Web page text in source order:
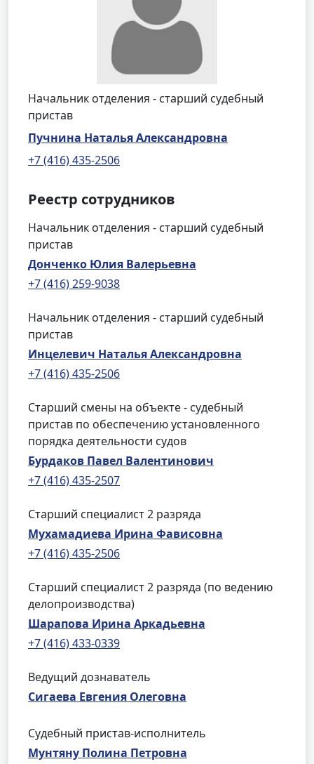
Начальник отделения - старший судебный
пристав
Пучнина Наталья Александровна
+7 (416) 435-2506
Реестр сотрудников
Начальник отделения - старший судебный
пристав
Донченко Юлия Валерьевна
+7 (416) 259-9038
Начальник отделения - старший судебный
пристав
Инцелевич Наталья Александровна
+7 (416) 435-2506
Старший смены на объекте - судебный
пристав по обеспечению установленного
порядка деятельности судов
Бурдаков Павел Валентинович
+7 (416) 435-2507
Старший специалист 2 разряда
Мухамадиева Ирина Фависовна
+7 (416) 435-2506
Старший специалист 2 разряда (по ведению
делопроизводства)
Шарапова Ирина Аркадьевна
+7 (416) 433-0339
Ведущий дознаватель
Сигаева Евгения Олеговна
Судебный пристав-исполнитель
Мунтяну Полина Петровна